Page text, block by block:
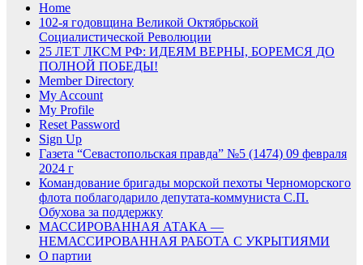
Home
102-я годовщина Великой Октябрьской
Социалистической Революции
25 ЛЕТ ЛКСМ РФ: ИДЕЯМ ВЕРНЫ, БОРЕМСЯ ДО
ПОЛНОЙ ПОБЕДЫ!
Member Directory
My Account
My Profile
Reset Password
Sign Up
Газета “Севастопольская правда” №5 (1474) 09 февраля
2024 г
Командование бригады морской пехоты Черноморского
флота поблагодарило депутата-коммуниста С.П.
Обухова за поддержку
МАССИРОВАННАЯ АТАКА —
НЕМАССИРОВАННАЯ РАБОТА С УКРЫТИЯМИ
О партии